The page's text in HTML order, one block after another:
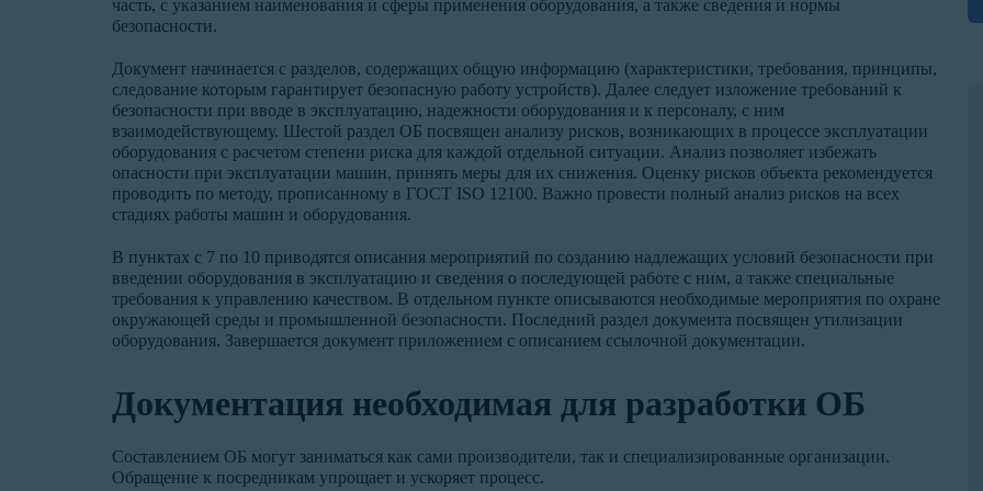
часть, с указанием наименования и сферы применения оборудования, а также сведения и нормы
безопасности.
Документ начинается с разделов, содержащих общую информацию (характеристики, требования, принципы,
следование которым гарантирует безопасную работу устройств). Далее следует изложение требований к
безопасности при вводе в эксплуатацию, надежности оборудования и к персоналу, с ним
взаимодействующему. Шестой раздел ОБ посвящен анализу рисков, возникающих в процессе эксплуатации
оборудования с расчетом степени риска для каждой отдельной ситуации. Анализ позволяет избежать
опасности при эксплуатации машин, принять меры для их снижения. Оценку рисков объекта рекомендуется
проводить по методу, прописанному в ГОСТ ISO 12100. Важно провести полный анализ рисков на всех
стадиях работы машин и оборудования.
В пунктах с 7 по 10 приводятся описания мероприятий по созданию надлежащих условий безопасности при
введении оборудования в эксплуатацию и сведения о последующей работе с ним, а также специальные
требования к управлению качеством. В отдельном пункте описываются необходимые мероприятия по охране
окружающей среды и промышленной безопасности. Последний раздел документа посвящен утилизации
оборудования. Завершается документ приложением с описанием ссылочной документации.
Документация необходимая для разработки ОБ
Составлением ОБ могут заниматься как сами производители, так и специализированные организации.
Обращение к посредникам упрощает и ускоряет процесс.